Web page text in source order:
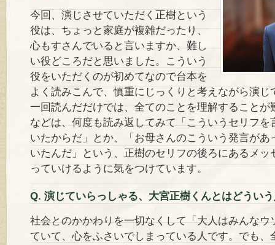
今回、演じさせていただく正樹という
役は、ちょっと家庭が複雑だったり、
心もすさんでいると言いますか、難し
い役どころだと思いました。こういう
役をいただくのが初めてなので台本を
よく読みこんで、慎重にじっくりと考えながら演じ
一回読んだだけでは、全てのことを理解することが
などは、何度も読み返してみて「こういうセリフを
いたからだ」とか、「お母さんのこういう発言があ
いたんだ」という、正樹のセリフの後ろにあるメッ
っていけるように気をつけています。
Q. 演じていらっしゃる、大宮正樹くんとはどうい
社会とのかかわりを一切なくして「大人はみんなウ
ていて、心をふさいでしまっている人です。でも、